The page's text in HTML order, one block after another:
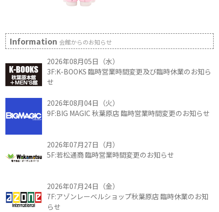
Information会館からのお知らせ
2026年08月05日（水）
3F:K-BOOKS 臨時営業時間変更及び臨時休業のお知ら
せ
2026年08月04日（火）
9F:BIG MAGIC 秋葉原店 臨時営業時間変更のお知らせ
2026年07月27日（月）
5F:若松通商 臨時営業時間変更のお知らせ
2026年07月24日（金）
7F:アゾンレーベルショップ秋葉原店 臨時休業のお知
らせ